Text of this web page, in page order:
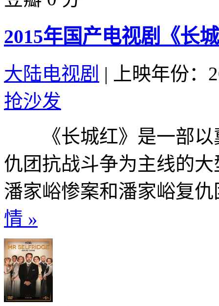
2015年国产电视剧《长
大陆电视剧 |
上映年份：
抢沙发
《长城红》是一部以
仇团抗战斗争为主线的
潘家峪惨案和潘家峪复
情 »